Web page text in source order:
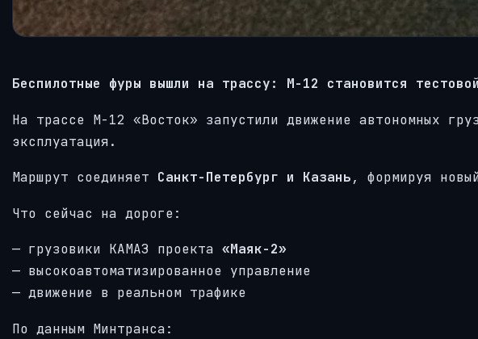
Беспилотные фуры вышли на трассу: М-12 становится
На трассе М-12 «Восток» запустили движение автономных
эксплуатация.
Маршрут соединяет Санкт-Петербург и Казань, формируя
Что сейчас на дороге:
— грузовики КАМАЗ проекта «Маяк-2»
— высокоавтоматизированное управление
— движение в реальном трафике
По данным Минтранса: